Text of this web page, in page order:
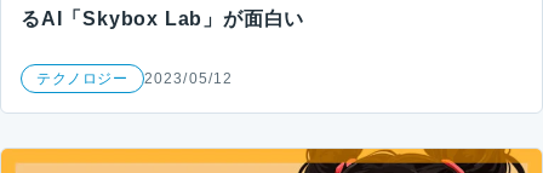
るAI「Skybox Lab」が面白い
テクノロジー 2023/05/12